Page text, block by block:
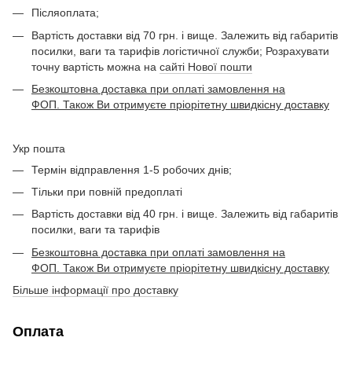
Післяоплата;
Вартість доставки від 70 грн. і вище. Залежить від габаритів
посилки, ваги та тарифів логістичної служби; Розрахувати
точну вартість можна на сайті Нової пошти
Безкоштовна доставка при оплаті замовлення на
ФОП. Також Ви отримуєте пріорітетну швидкісну доставку
Укр пошта
Термін відправлення 1-5 робочих днів;
Тільки при повній предоплаті
Вартість доставки від 40 грн. і вище. Залежить від габаритів
посилки, ваги та тарифів
Безкоштовна доставка при оплаті замовлення на
ФОП. Також Ви отримуєте пріорітетну швидкісну доставку
Більше інформації про доставку
Оплата